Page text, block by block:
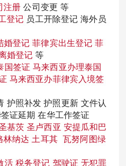
注册 公司变更 等
登记 员工开除登记 海外员
婚登记 菲律宾出生登记 菲
婚登记 等
国签证 马来西亚办理泰国
马来西亚办菲律宾入境签
护照补发 护照更新 文件认
证延期 在华工作签证
基茨 圣卢西亚 安提瓜和巴
林纳达 土耳其 瓦努阿图绿
活 税务登记 驾驶证 无犯罪